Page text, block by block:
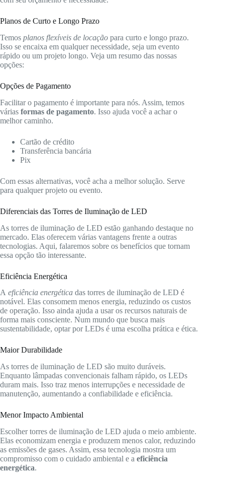
Planos de Curto e Longo Prazo
Temos planos flexíveis de locação para curto e longo prazo.
Isso se encaixa em qualquer necessidade, seja um evento
rápido ou um projeto longo. Veja um resumo das nossas
opções:
Opções de Pagamento
Facilitar o pagamento é importante para nós. Assim, temos
várias formas de pagamento. Isso ajuda você a achar o
melhor caminho.
Cartão de crédito
Transferência bancária
Pix
Com essas alternativas, você acha a melhor solução. Serve
para qualquer projeto ou evento.
Diferenciais das Torres de Iluminação de LED
As torres de iluminação de LED estão ganhando destaque no
mercado. Elas oferecem várias vantagens frente a outras
tecnologias. Aqui, falaremos sobre os benefícios que tornam
essa opção tão interessante.
Eficiência Energética
A eficiência energética das torres de iluminação de LED é
notável. Elas consomem menos energia, reduzindo os custos
de operação. Isso ainda ajuda a usar os recursos naturais de
forma mais consciente. Num mundo que busca mais
sustentabilidade, optar por LEDs é uma escolha prática e ética.
Maior Durabilidade
As torres de iluminação de LED são muito duráveis.
Enquanto lâmpadas convencionais falham rápido, os LEDs
duram mais. Isso traz menos interrupções e necessidade de
manutenção, aumentando a confiabilidade e eficiência.
Menor Impacto Ambiental
Escolher torres de iluminação de LED ajuda o meio ambiente.
Elas economizam energia e produzem menos calor, reduzindo
as emissões de gases. Assim, essa tecnologia mostra um
compromisso com o cuidado ambiental e a eficiência
energética.